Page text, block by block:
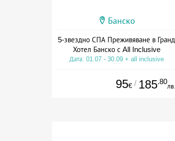
Банско
5-звездно СПА Преживяване в Гранд
Хотел Банско с All Inclusive
Дата: 01.07 - 30.09 + all inclusive
95€ / 185.80
лв.